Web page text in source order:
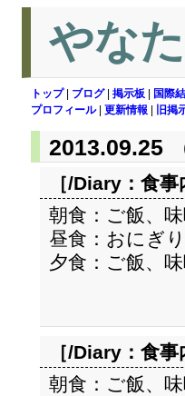
やな
トップ| ブログ| 掲示板 国際
プロフィール| 更新情報 旧掲
2013.09.25
［/Diary： 食事
朝食：ご飯、
昼食：おにぎ
夕食：ご飯、
［/Diary： 食事
朝食：ご飯、